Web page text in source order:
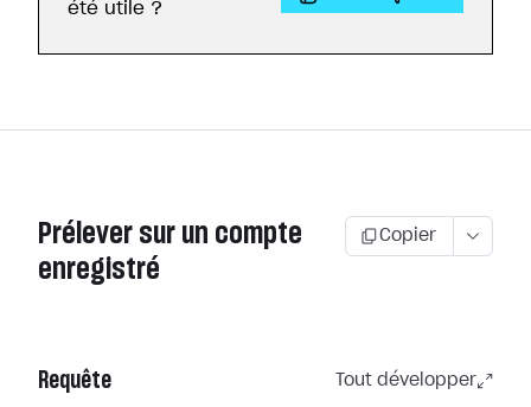
été utile ?
Prélever sur un compte
enregistré
Copier
Requête Tout développer